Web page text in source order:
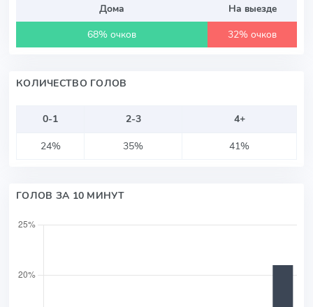
Дома
На выезде
68% очков
32% очков
КОЛИЧЕСТВО ГОЛОВ
0-1 2-3
4+
24%
35% 41%
ГОЛОВ ЗА 10 МИНУТ